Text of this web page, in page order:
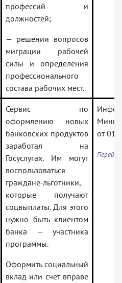
профессий и
должностей;
— решении вопросов
миграции рабочей
силы и определения
профессионального
состава рабочих мест.
Сервис по
оформлению новых
банковских продуктов
заработал на
Госуслугах. Им могут
воспользоваться
граждане-льготники,
которые получают
соцвыплаты. Для этого
нужно быть клиентом
банка — участника
программы.
Оформить социальный
вклад или счет вправе
от